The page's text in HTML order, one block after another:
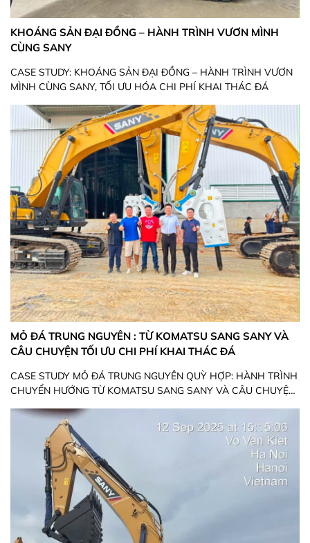
KHOÁNG SẢN ĐẠI ĐỒNG – HÀNH TRÌNH VƯƠN MÌNH
CÙNG SANY
CASE STUDY: KHOÁNG SẢN ĐẠI ĐỒNG – HÀNH TRÌNH VƯƠN
MÌNH CÙNG SANY, TỐI ƯU HÓA CHI PHÍ KHAI THÁC ĐÁ
MỎ ĐÁ TRUNG NGUYÊN : TỪ KOMATSU SANG SANY VÀ
CÂU CHUYỆN TỐI ƯU CHI PHÍ KHAI THÁC ĐÁ
CASE STUDY MỎ ĐÁ TRUNG NGUYÊN QUỲ HỢP: HÀNH TRÌNH
CHUYỂN HƯỚNG TỪ KOMATSU SANG SANY VÀ CÂU CHUYỆN